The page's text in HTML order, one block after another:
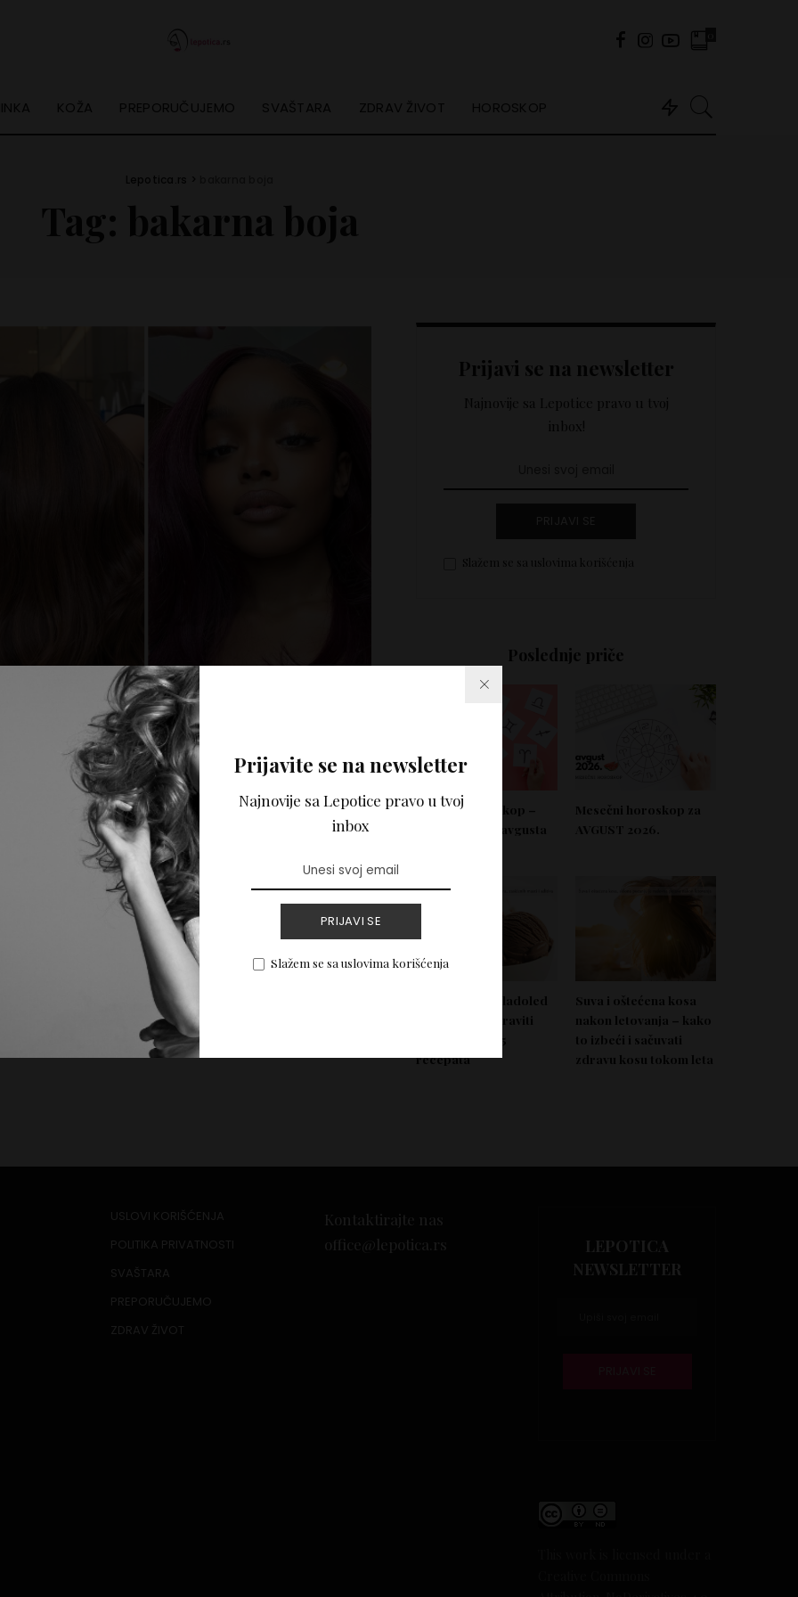
Prijavite se na newsletter
Najnovije sa Lepotice pravo u tvoj
inbox
PRIJAVI SE
Slažem se sa uslovima korišćenja
KOŽA PREPORUČUJEMO SVAŠTARA ZDRAV ŽIVOT HOROSKOP
biti popularni
PROČITAJ VIŠE
Prijavi se na newsletter
Najnovije sa Lepotice pravo u tvoj
inbox!
Slažem se sa uslovima korišćenja
Poslednje priče
Nedeljni horoskop –
Od 03. do 09. avgusta
Mesečni horoskop za
AVGUST 2026.
Domać zdrav sladoled
koji možeš napraviti
bez aparata – 5
recepata
Suva i oštećena kosa
nakon letovanja – kako
to izbeći i sačuvati
zdravu kosu tokom leta
USLOVI KORIŠĆENJA
POLITIKA PRIVATNOSTI
SVAŠTARA
PREPORUČUJEMO
ZDRAV ŽIVOT
Kontaktirajte nas
office@lepotica.rs
LEPOTICA
NEWSLETTER